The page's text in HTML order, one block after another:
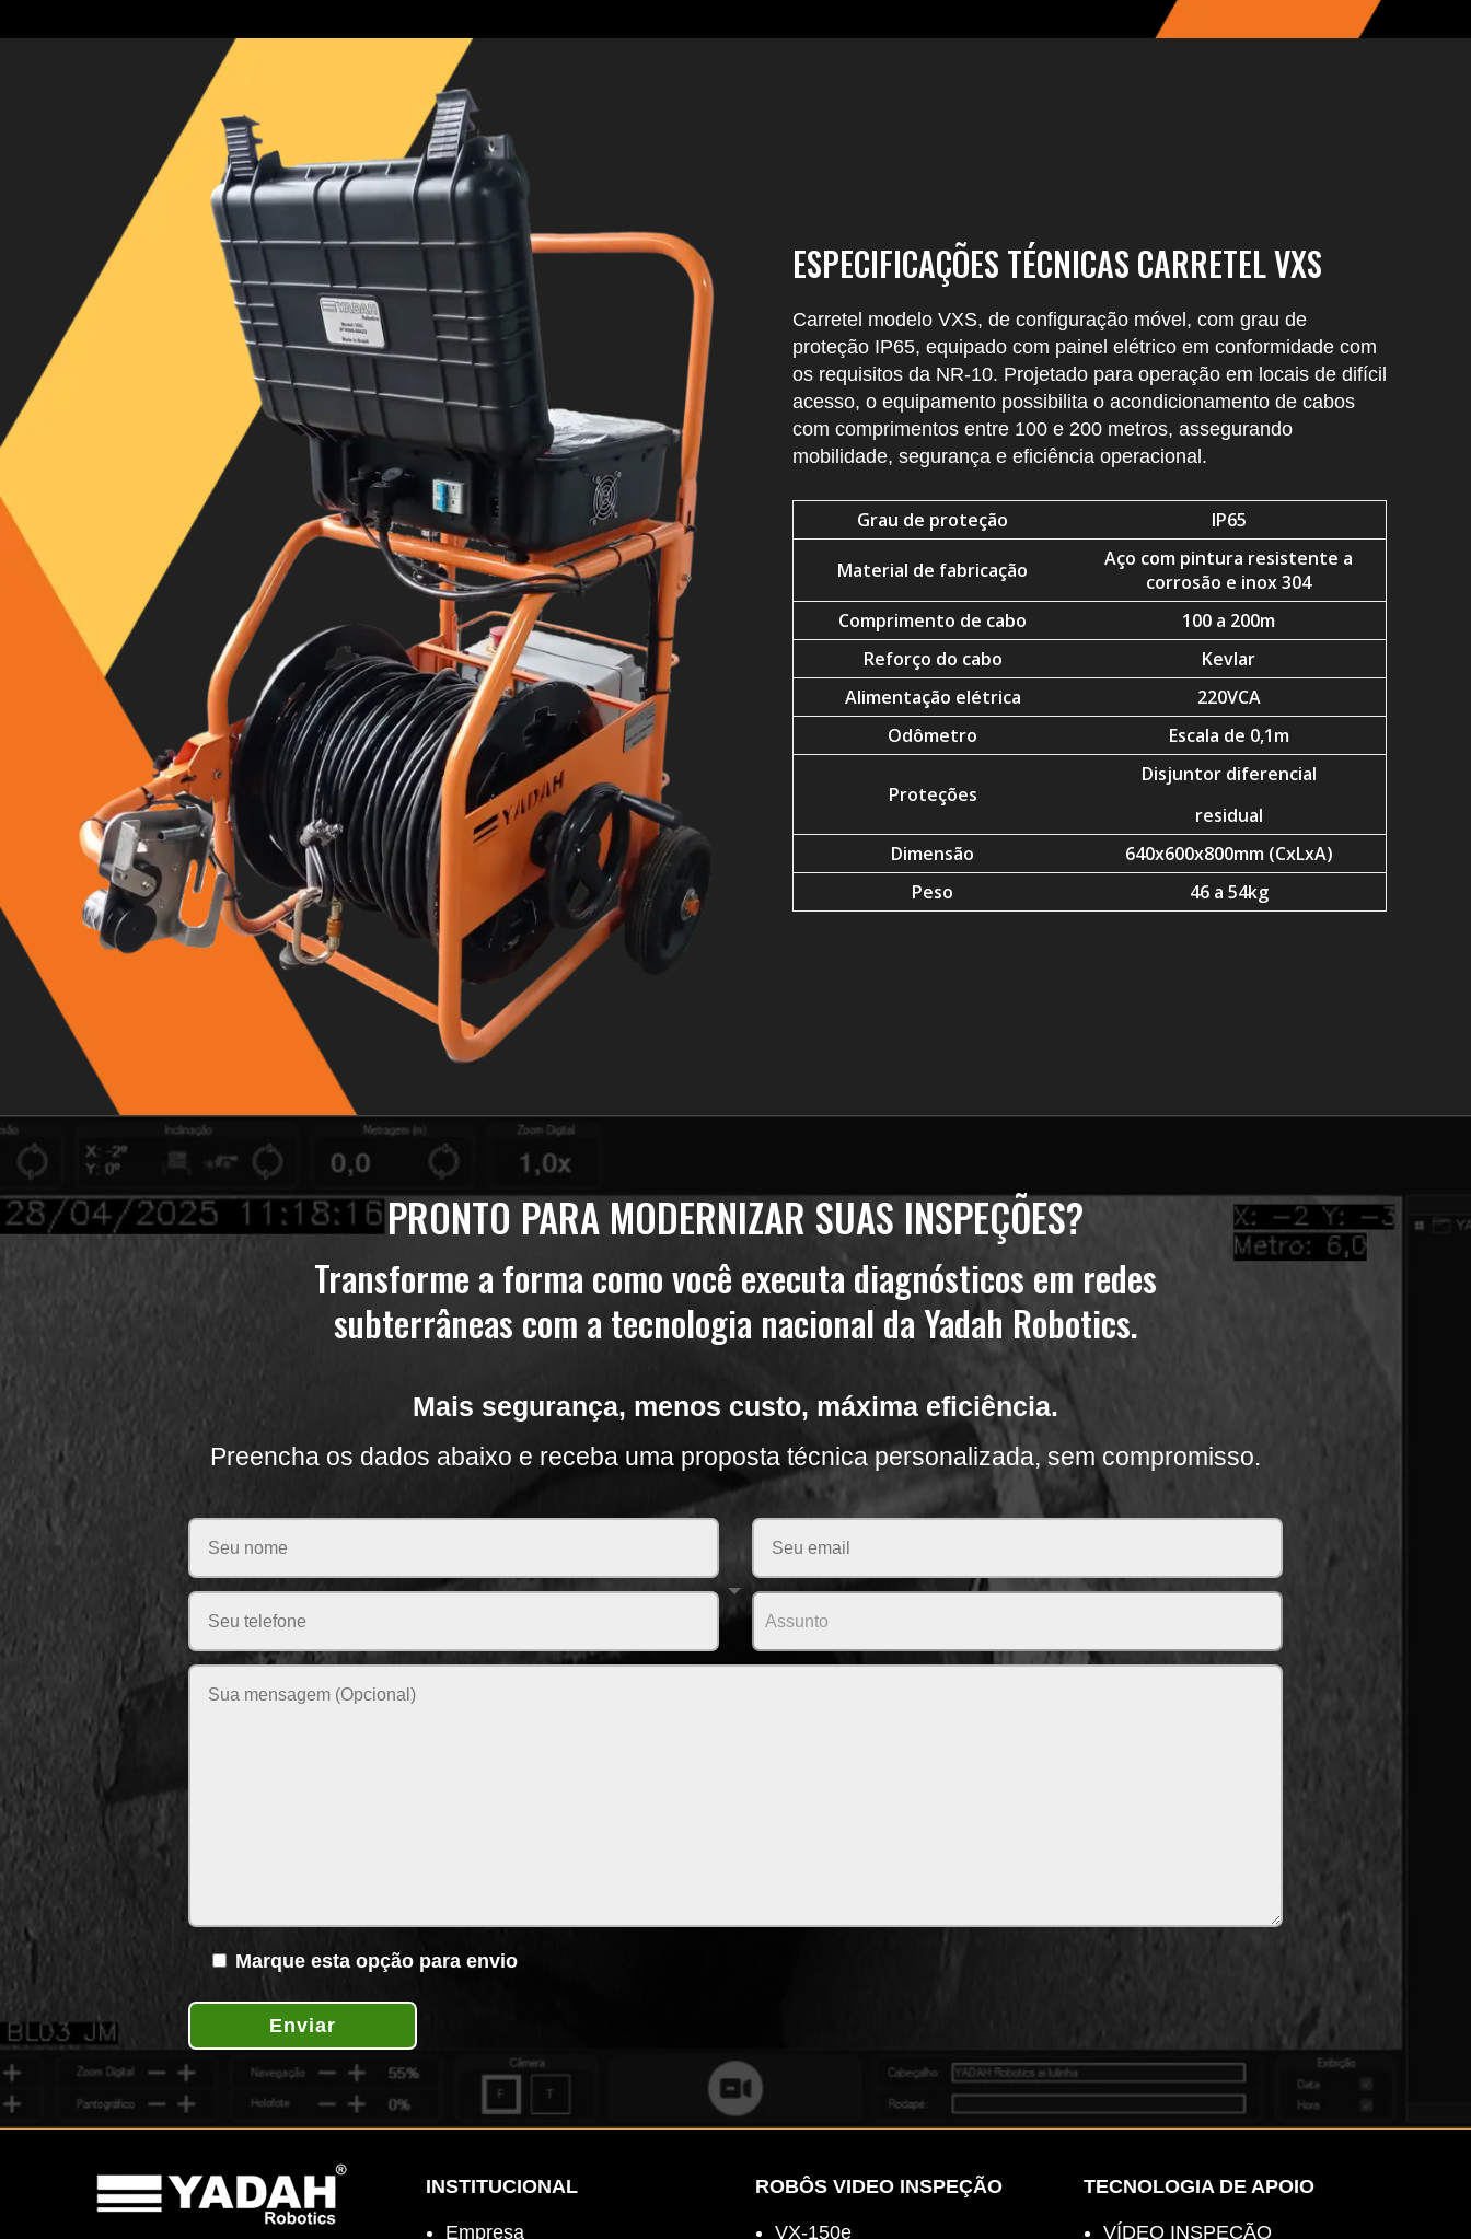
ESPECIFICAÇÕES TÉCNICAS CARRETEL VXS
Carretel modelo VXS, de configuração móvel, com grau de
proteção IP65, equipado com painel elétrico em conformidade com
os requisitos da NR-10. Projetado para operação em locais de difícil
acesso, o equipamento possibilita o acondicionamento de cabos
com comprimentos entre 100 e 200 metros, assegurando
mobilidade, segurança e eficiência operacional.
Grau de proteção IP65
Material de fabricação
Aço com pintura resistente a
corrosão e inox 304
Comprimento de cabo
100 a 200m
Reforço do cabo
Kevlar
Alimentação elétrica
220VCA
Odômetro
Escala de 0,1m
Proteções
Disjuntor diferencial
residual
Dimensão
640x600x800mm (CxLxA)
Peso
46 a 54kg
PRONTO PARA MODERNIZAR SUAS INSPEÇÕES?
Transforme a forma como você executa diagnósticos em redes
subterrâneas com a tecnologia nacional da Yadah Robotics.
Mais segurança, menos custo, máxima eficiência.
Preencha os dados abaixo e receba uma proposta técnica personalizada, sem compromisso.
Please leave this field empty.
Marque esta opção para envio
Enviar
INSTITUCIONAL
Empresa
ROBÔS VIDEO INSPEÇÃO
VX-150e
TECNOLOGIA DE APOIO
VÍDEO INSPEÇÃO